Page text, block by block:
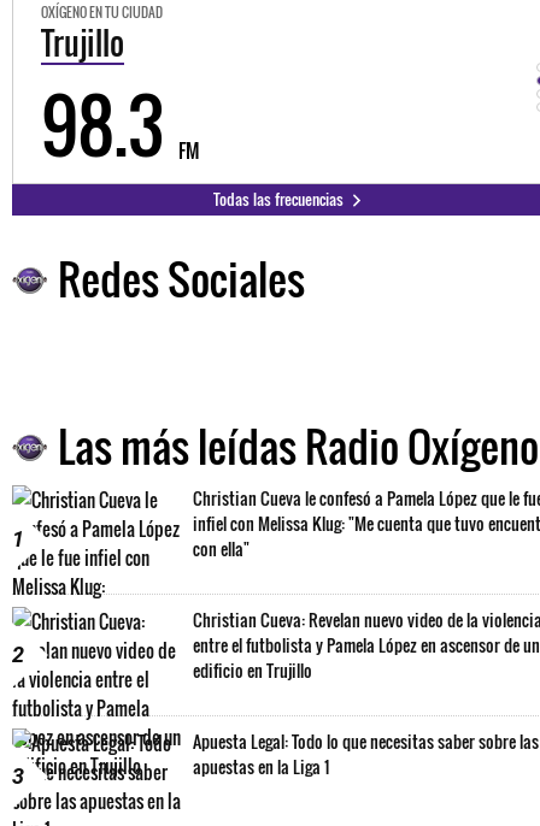
OXÍGENO EN TU CIUDAD
Huancayo
94.3 FM
Todas las frecuencias
Redes Sociales
Las más leídas Radio Oxígeno
1
Christian Cueva le confesó a Pamela López que le
infiel con Melissa Klug: "Me cuenta que tuvo
con ella"
2
Christian Cueva: Revelan nuevo video de la
entre el futbolista y Pamela López en ascensor de un
edificio en Trujillo
3
Apuesta Legal: Todo lo que necesitas saber sobre las
apuestas en la Liga 1